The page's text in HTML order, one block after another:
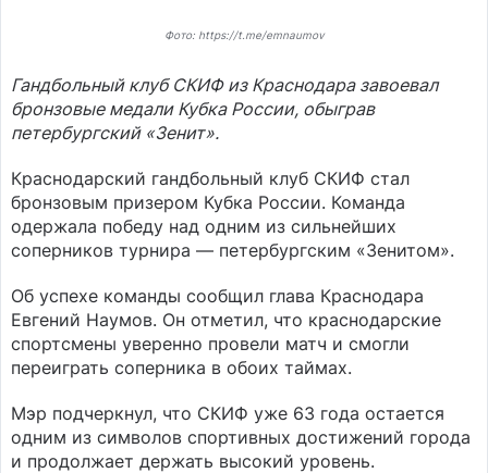
Фото: https://t.me/emnaumov
Гандбольный клуб СКИФ из Краснодара завоевал
бронзовые медали Кубка России, обыграв
петербургский «Зенит».
Краснодарский гандбольный клуб СКИФ стал
бронзовым призером Кубка России. Команда
одержала победу над одним из сильнейших
соперников турнира — петербургским «Зенитом».
Об успехе команды сообщил глава Краснодара
Евгений Наумов. Он отметил, что краснодарские
спортсмены уверенно провели матч и смогли
переиграть соперника в обоих таймах.
Мэр подчеркнул, что СКИФ уже 63 года остается
одним из символов спортивных достижений города
и продолжает держать высокий уровень.